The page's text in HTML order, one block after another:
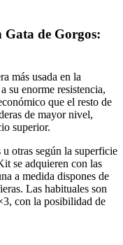
Gata de Gorgos:
más usada en la
su enorme resistencia,
que el resto de
de mayor nivel,
superior.
u otras según la superficie
se adquieren con las
a medida dispones de
Las habituales son
con la posibilidad de